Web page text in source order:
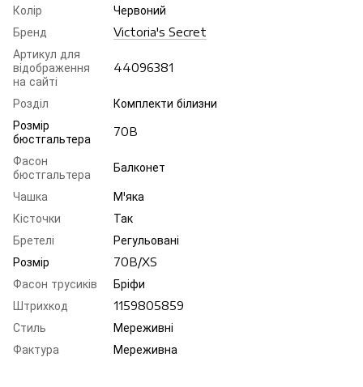
Колір
Червоний
Бренд
Victoria's Secret
Артикул для
відображення
на сайті
44096381
Розділ
Комплекти білизни
Розмір
бюстгальтера
70B
Фасон
бюстгальтера
Балконет
Чашка
М'яка
Кісточки
Так
Бретелі
Регульовані
Розмір
70B/XS
Фасон трусиків
Бріфи
Штрихкод
1159805859
Стиль
Мереживні
Фактура
Мереживна